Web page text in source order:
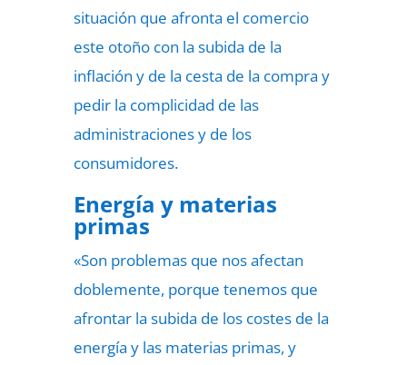
situación que afronta el comercio
este otoño con la subida de la
inflación y de la cesta de la compra y
pedir la complicidad de las
administraciones y de los
consumidores.
Energía y materias
primas
«Son problemas que nos afectan
doblemente, porque tenemos que
afrontar la subida de los costes de la
energía y las materias primas, y